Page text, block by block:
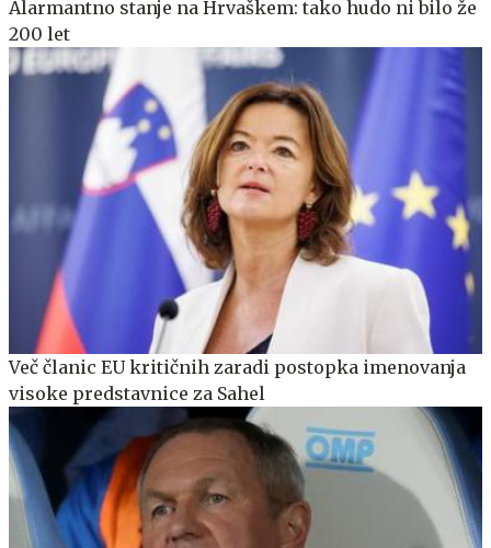
Alarmantno stanje na Hrvaškem: tako hudo ni bilo že
200 let
Več članic EU kritičnih zaradi postopka imenovanja
visoke predstavnice za Sahel